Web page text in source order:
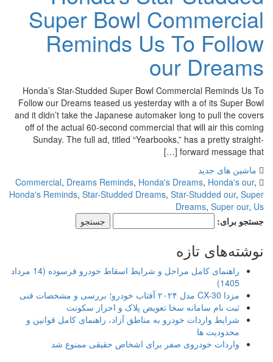
Super Bowl Commercial
Reminds Us To Follow
our Dreams
Honda’s Star-Studded Super Bowl Commercial Reminds Us To
Follow our Dreams teased us yesterday with a of its Super Bowl
and it didn’t take the Japanese automaker long to pull the covers
off of the actual 60-second commercial that will air this coming
Sunday. The full ad, titled “Yearbooks,” has a pretty straight-
forward message that […]
ماشین های جدید
Commercial,Dreams Reminds,Honda's Dreams,Honda's our
Honda's Reminds,Star-Studded Dreams,Star-Studded our,Super
Dreams,Super our,Us
جستجو برای:
نوشته‌های تازه
راهنمای کامل مراحل و شرایط اسقاط خودرو فرسوده (14 مرداد
1405)
مزدا CX-30 مدل ۲۰۲۴ آفتاب خودرو؛ بررسی و مشخصات فنی
ثبت نام سامانه سخا تعویض پلاک و احراز سکونت
شرایط واردات خودرو به مناطق آزاد، راهنمای کامل قوانین و
محدودیت ها
واردات خودروی صفر برای اشخاص حقیقی ممنوع شد